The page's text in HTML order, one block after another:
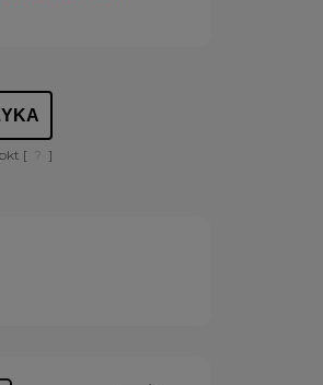
pkt [ ? ]